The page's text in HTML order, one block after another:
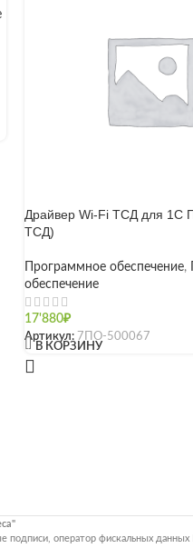
Драйвер Wi-Fi ТСД для 1С
ТСД)
Программное обеспечение,
обеспечение
17'880₽
В КОРЗИНУ
Артикул: 7ПО-500067
[]
подписи, оператор фискальных